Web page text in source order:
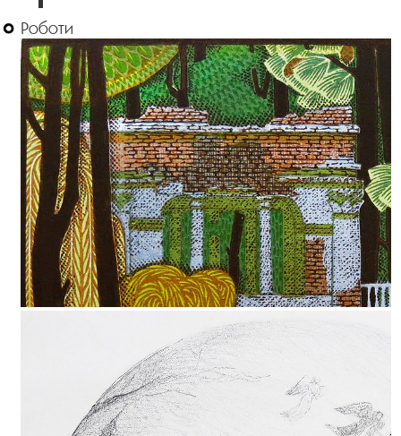
Роботи